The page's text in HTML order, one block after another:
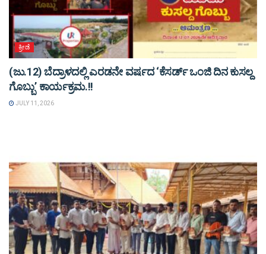
ಕ್ರೀಡೆ
(ಜು.12) ಬೆದ್ರಾಳದಲ್ಲಿ ಎರಡನೇ ವರ್ಷದ ‘ಕೆಸರ್ಡ್ ಒಂಜಿ ದಿನ ಕುಸಲ್ದ
ಗೊಬ್ಬು’ ಕಾರ್ಯಕ್ರಮ.!!
JULY 11, 2026